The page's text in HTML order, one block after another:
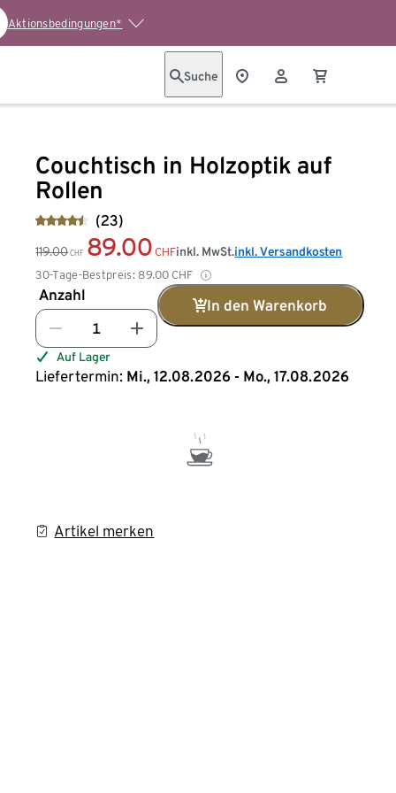
Aktionsbedingungen*
Suche
Couchtisch in Holzoptik auf
Rollen
(23)
119.00 CHF 89.00 CHF
30-Tage-Bestpreis: 89.00 CHF
inkl. MwSt.inkl. Versandkosten
Anzahl
In den Warenkorb
Auf Lager
Liefertermin: Mi., 12.08.2026 - Mo., 17.08.2026
Artikel merken